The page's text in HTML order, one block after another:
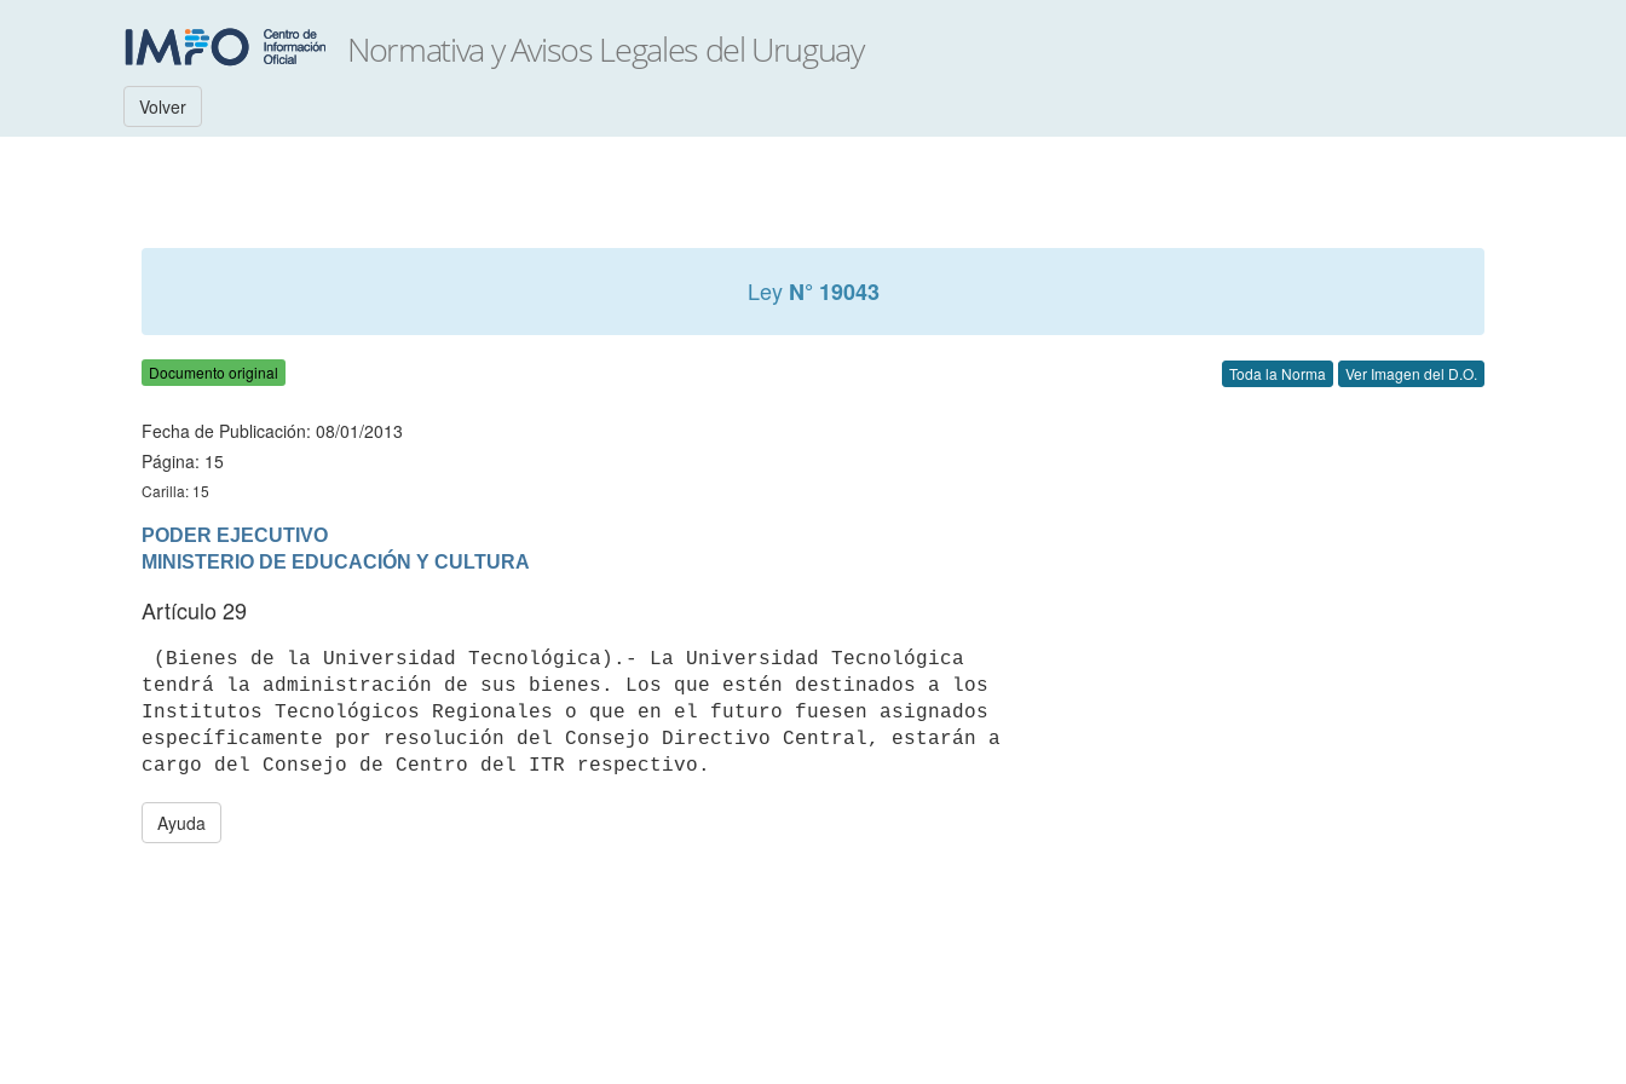
Volver
Ley N° 19043
Documento original Toda la Norma Ver Imagen del D.O.
Fecha de Publicación: 08/01/2013
Página: 15
Carilla: 15
PODER EJECUTIVO
Artículo 29
tendrá la administración de sus bienes. Los que estén destinados a los
Institutos Tecnológicos Regionales o que en el futuro fuesen asignados
específicamente por resolución del Consejo Directivo Central, estarán a
Ayuda